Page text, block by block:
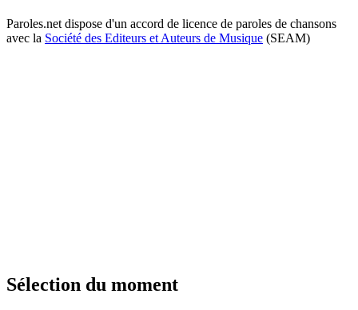
Paroles.net dispose d'un accord de licence de paroles de chansons
avec la Société des Editeurs et Auteurs de Musique (SEAM)
Sélection du moment